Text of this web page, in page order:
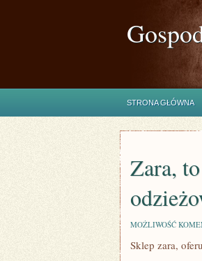
STRONA GŁÓWNA
Zara,
MOŻLIWOŚĆ
Sklep zara,